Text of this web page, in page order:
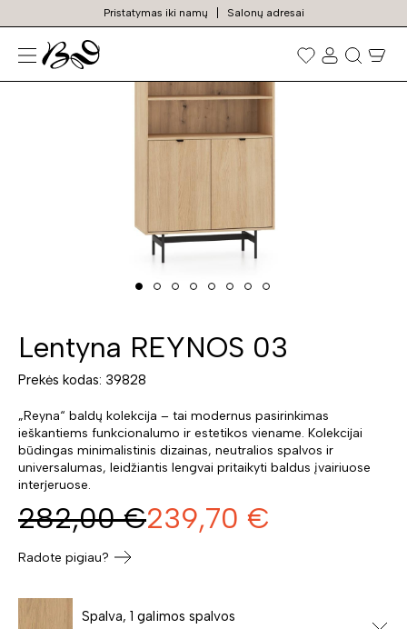
Pristatymas iki namų Salonų adresai
Prekių
paieška
TURIME SANDĖLYJE
Lentyna REYNOS 03
Prekės kodas: 39828
„Reyna“ baldų kolekcija – tai modernus pasirinkimas
ieškantiems funkcionalumo ir estetikos viename. Kolekcijai
būdingas minimalistinis dizainas, neutralios spalvos ir
universalumas, leidžiantis lengvai pritaikyti baldus įvairiuose
interjeruose.
282,00 €239,70 €
Radote pigiau?
Spalva, 1 galimos spalvos